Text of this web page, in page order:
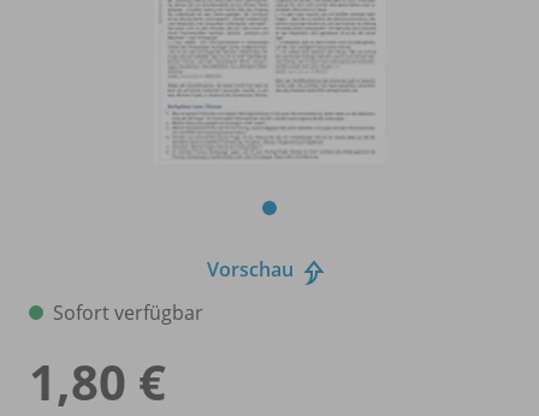
Vorschau
Sofort verfügbar
1,80 €